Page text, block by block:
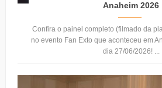
Anaheim 2026
Confira o painel completo (filmado da
no evento Fan Exto que aconteceu em
dia 27/06/2026! ...